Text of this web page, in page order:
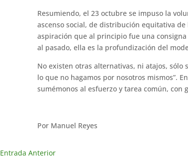
Resumiendo, el 23 octubre se impuso la
ascenso social, de distribución equitativa
aspiración que al principio fue una
al pasado, ella es la profundización del
No existen otras alternativas, ni atajos, sólo
lo que no hagamos por nosotros mismos”.
sumémonos al esfuerzo y tarea común, con
Por Manuel Reyes
Entrada Anterior